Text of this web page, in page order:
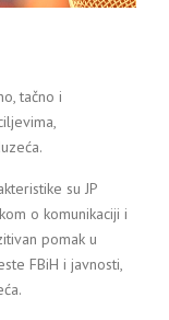
tačno i
su JP
o komunikaciji i
pomak u
FBiH i javnosti,